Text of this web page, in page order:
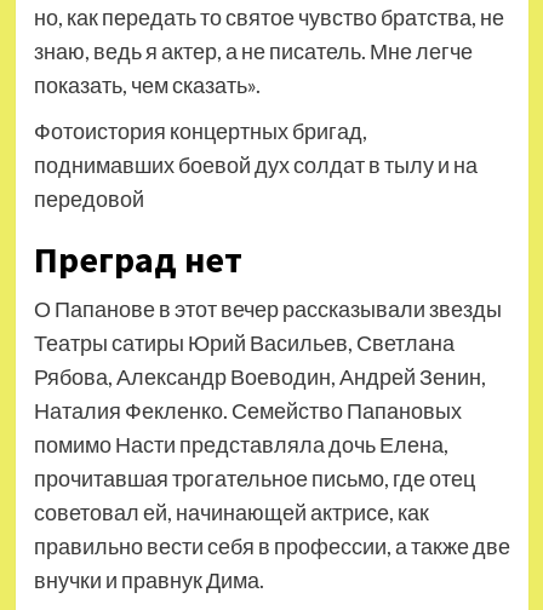
но, как передать то святое чувство братства, не
знаю, ведь я актер, а не писатель. Мне легче
показать, чем сказать».
Фотоистория концертных бригад,
поднимавших боевой дух солдат в тылу и на
передовой
Преград нет
О Папанове в этот вечер рассказывали звезды
Театры сатиры Юрий Васильев, Светлана
Рябова, Александр Воеводин, Андрей Зенин,
Наталия Фекленко. Семейство Папановых
помимо Насти представляла дочь Елена,
прочитавшая трогательное письмо, где отец
советовал ей, начинающей актрисе, как
правильно вести себя в профессии, а также две
внучки и правнук Дима.